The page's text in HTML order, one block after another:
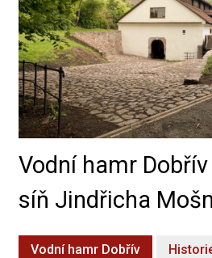
Vodní hamr
síň Jindřicha
Vodní hamr Dobřív